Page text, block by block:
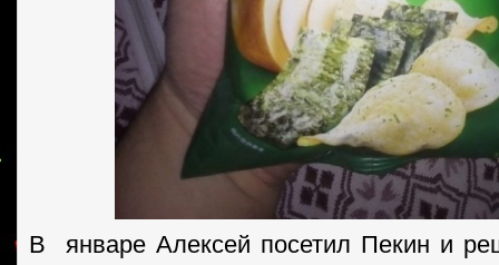
В январе Алексей посетил Пекин и